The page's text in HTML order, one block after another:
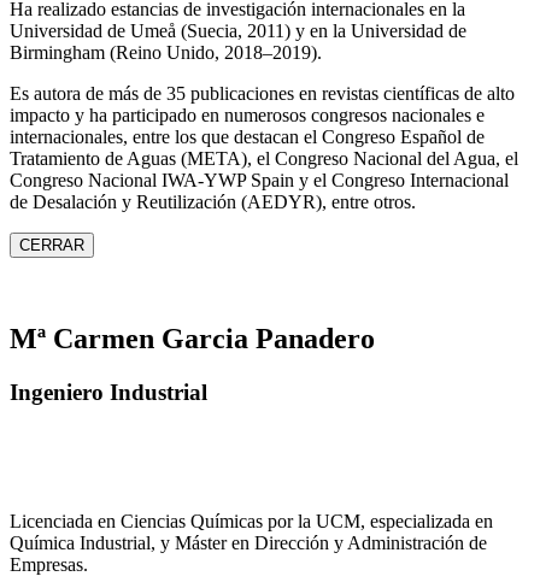
Ha realizado estancias de investigación internacionales en la
Universidad de Umeå (Suecia, 2011) y en la Universidad de
Birmingham (Reino Unido, 2018–2019).
Es autora de más de 35 publicaciones en revistas científicas de alto
impacto y ha participado en numerosos congresos nacionales e
internacionales, entre los que destacan el Congreso Español de
Tratamiento de Aguas (META), el Congreso Nacional del Agua, el
Congreso Nacional IWA‑YWP Spain y el Congreso Internacional
de Desalación y Reutilización (AEDYR), entre otros.
CERRAR
Mª Carmen Garcia Panadero
Ingeniero Industrial
Licenciada en Ciencias Químicas por la UCM, especializada en
Química Industrial, y Máster en Dirección y Administración de
Empresas.